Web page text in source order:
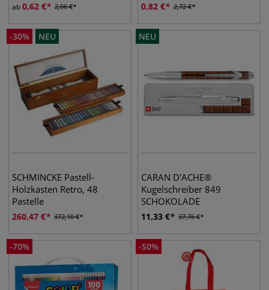
ab0,62 € 2,06€ 0,82 € 2,72€
-30% NEU
SCHMINCKE Pastell-
Holzkasten Retro, 48
Pastelle
260,47 € 372,10€
NEU
CARAN D'ACHE®
Kugelschreiber 849
SCHOKOLADE
11,33 € 37,76€
-70% -50%